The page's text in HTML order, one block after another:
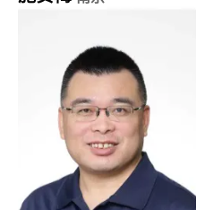
董事，副总经理